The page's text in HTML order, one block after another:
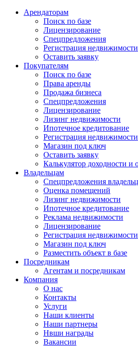
Арендаторам
Поиск по базе
Лицензирование
Спецпредложения
Регистрация недвижимости
Оставить заявку
Покупателям
Поиск по базе
Права аренды
Продажа бизнеса
Спецпредложения
Лицензирование
Лизинг недвижимости
Ипотечное кредитование
Регистрация недвижимости
Магазин под ключ
Оставить заявку
Калькулятор доходности и
Владельцам
Спецпредложения
Оценка помещений
Лизинг недвижимости
Ипотечное кредитование
Реклама недвижимости
Лицензирование
Регистрация недвижимости
Магазин под ключ
Разместить объект в базе
Посредникам
Агентам и посредникам
Компания
О нас
Контакты
Услуги
Наши клиенты
Наши партнеры
Нвши награды
Вакансии